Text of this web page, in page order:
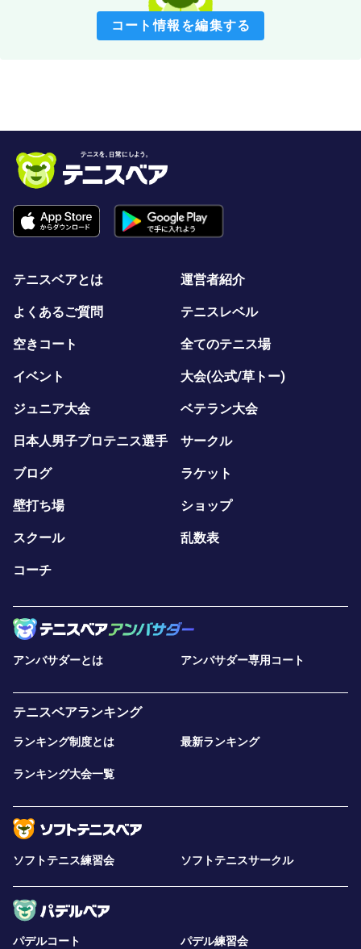
コート情報を編集する
テニスベアとは 運営者紹介
よくあるご質問 テニスレベル
空きコート 全てのテニス場
イベント 大会(公式/草トー)
ジュニア大会 ベテラン大会
日本人男子プロテニス選手 サークル
ブログ ラケット
壁打ち場 ショップ
スクール 乱数表
コーチ
アンバサダーとは アンバサダー専用コート
テニスベアランキング
ランキング制度とは 最新ランキング
ランキング大会一覧
ソフトテニス練習会 ソフトテニスサークル
パデルコート
パデル練習会